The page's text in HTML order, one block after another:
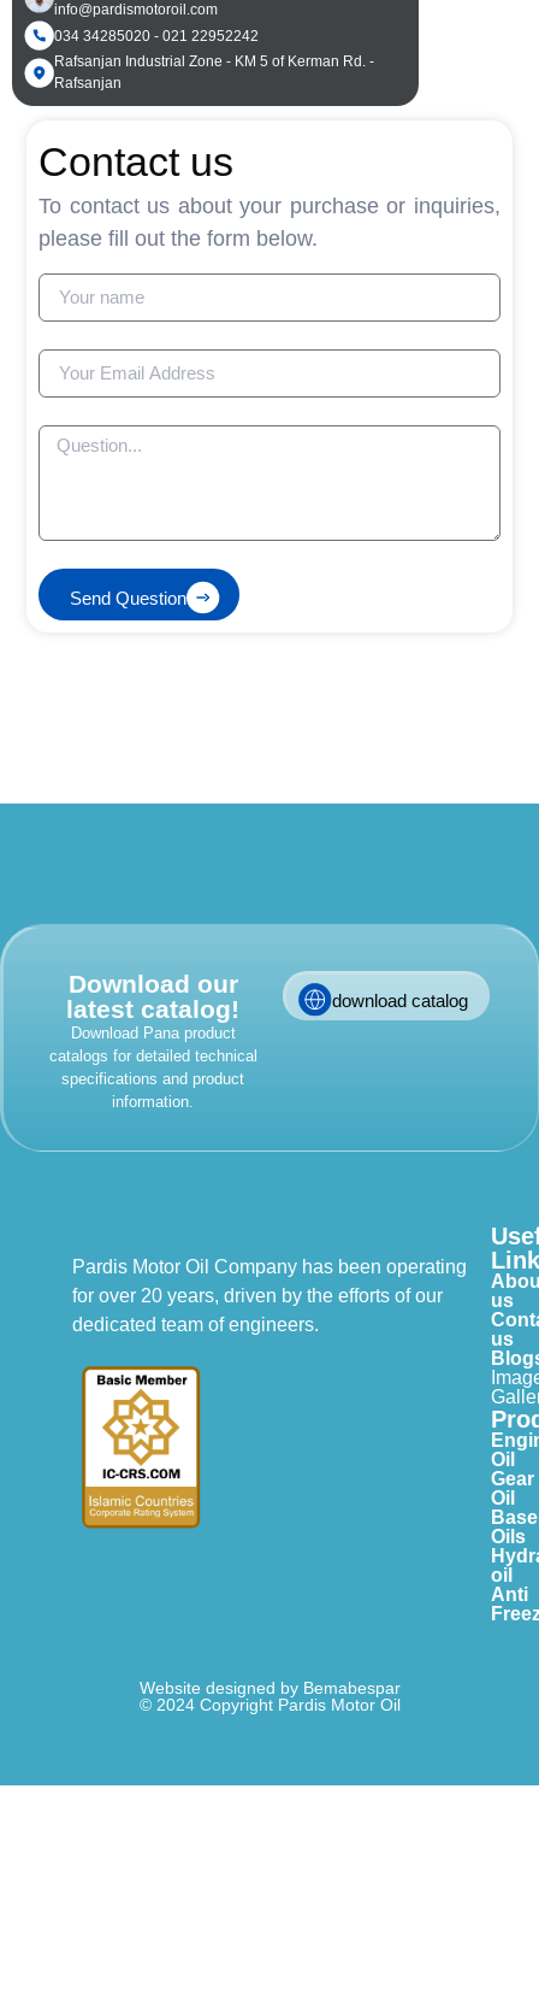
info@pardismotoroil.com
034 34285020 - 021 22952242
Rafsanjan Industrial Zone - KM 5 of Kerman Rd. -
Rafsanjan
Contact us
To contact us about your purchase or inquiries,
please fill out the form below.
Send Question
Download our
latest catalog!
Download Pana product
catalogs for detailed technical
specifications and product
information.
download catalog
Pardis Motor Oil Company has been operating
for over 20 years, driven by the efforts of our
dedicated team of engineers.
us
us
Oil
Gear
Oil
Base
Oils
oil
Anti
Website designed by Bemabespar
© 2024 Copyright Pardis Motor Oil